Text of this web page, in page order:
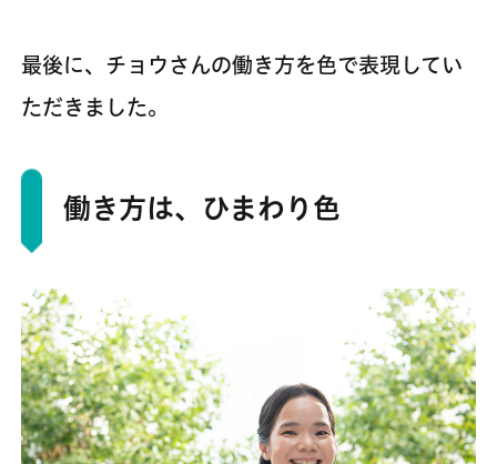
最後に、チョウさんの働き方を色で表現してい
ただきました。
働き方は、ひまわり色